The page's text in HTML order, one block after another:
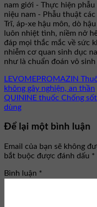
nam giới - Thực hiện
niệu nam - Phẫu thuật
Trĩ, áp-xe hậu môn, dò
luôn nhiệt tình, niềm nở
đáp mọi thắc mắc về sức
nhiễm cơ quan sinh dục
như là chuẩn đoán vô
LEVOMEPROMAZIN
không gây nghiện, an thần
QUININE thuốc Chống
dùng
Để lại một bình luận
Email của bạn sẽ không
bắt buộc được đánh dấu *
Bình luận *